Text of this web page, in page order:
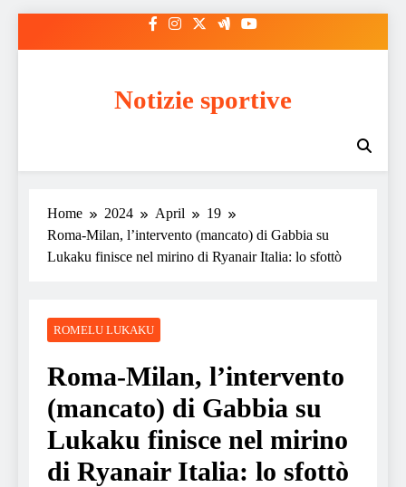
Notizie sportive
Home 2024 April
19
Roma-Milan, l’intervento (mancato) di Gabbia su
Lukaku finisce nel mirino di Ryanair Italia: lo sfottò
ROMELU LUKAKU
Roma-Milan, l’intervento
(mancato) di Gabbia su
Lukaku finisce nel mirino
di Ryanair Italia: lo sfottò